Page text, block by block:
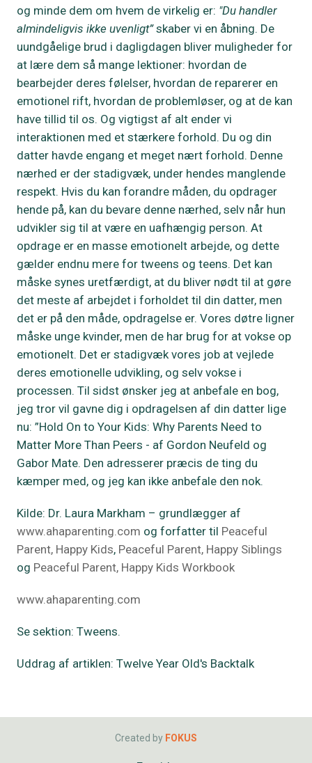
og minde dem om hvem de virkelig er: "Du handler
almindeligvis ikke uvenligt”skaber vi en åbning. De
uundgåelige brud i dagligdagen bliver muligheder for
at lære dem så mange lektioner: hvordan de
bearbejder deres følelser, hvordan de reparerer en
emotionel rift, hvordan de problemløser, og at de kan
have tillid til os. Og vigtigst af alt ender vi
interaktionen med et stærkere forhold. Du og din
datter havde engang et meget nært forhold. Denne
nærhed er der stadigvæk, under hendes manglende
respekt. Hvis du kan forandre måden, du opdrager
hende på, kan du bevare denne nærhed, selv når hun
udvikler sig til at være en uafhængig person. At
opdrage er en masse emotionelt arbejde, og dette
gælder endnu mere for tweens og teens. Det kan
måske synes uretfærdigt, at du bliver nødt til at gøre
det meste af arbejdet i forholdet til din datter, men
det er på den måde, opdragelse er. Vores døtre ligner
måske unge kvinder, men de har brug for at vokse op
emotionelt. Det er stadigvæk vores job at vejlede
deres emotionelle udvikling, og selv vokse i
processen. Til sidst ønsker jeg at anbefale en bog,
jeg tror vil gavne dig i opdragelsen af din datter lige
nu: ”Hold On to Your Kids: Why Parents Need to
Matter More Than Peers - af Gordon Neufeld og
Gabor Mate. Den adresserer præcis de ting du
kæmper med, og jeg kan ikke anbefale den nok.
Kilde: Dr. Laura Markham – grundlægger af
www.ahaparenting.com og forfatter til Peaceful
Parent, Happy Kids, Peaceful Parent, Happy Siblings
og Peaceful Parent, Happy Kids Workbook
www.ahaparenting.com
Se sektion: Tweens.
Uddrag af artiklen: Twelve Year Old's Backtalk
Created by FOKUS